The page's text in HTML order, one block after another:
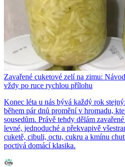
Zavařené cuketové zelí na zimu:
vždy po ruce rychlou přílohu
Konec léta u nás bývá každý rok
během pár dnů promění v hromadu,
sousedům. Právě tehdy dělám
levné, jednoduché a překvapivě
cuketě, cibuli, octu, cukru a kmínu
poctivá domácí klasika.